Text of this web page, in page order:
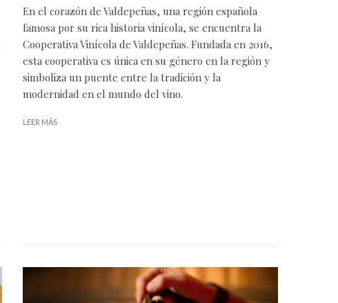
En el corazón de Valdepeñas, una región española
famosa por su rica historia vinícola, se encuentra la
Cooperativa Vinícola de Valdepeñas. Fundada en 2016,
esta cooperativa es única en su género en la región y
simboliza un puente entre la tradición y la
modernidad en el mundo del vino.
LEER MÁS